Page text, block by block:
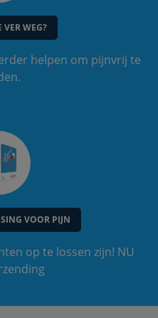
VER WEG?
helpen om pijnvrij te
VOOR PIJN
op te lossen zijn! NU